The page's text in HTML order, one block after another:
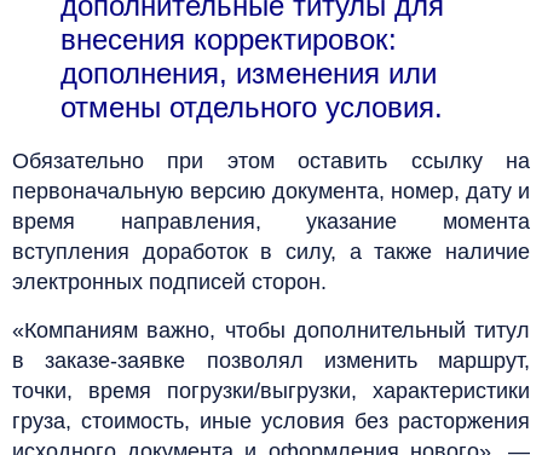
внесения корректировок:
дополнения, изменения или
отмены отдельного условия.
Обязательно при этом оставить ссылку на
первоначальную версию документа, номер, дату и
время направления, указание момента
вступления доработок в силу, а также наличие
электронных подписей сторон.
«Компаниям важно, чтобы дополнительный титул
в заказе-заявке позволял изменить маршрут,
точки, время погрузки/выгрузки, характеристики
груза, стоимость, иные условия без расторжения